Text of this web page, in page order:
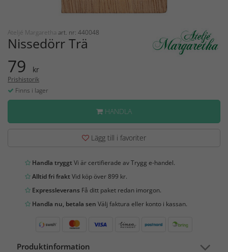
Ateljé Margaretha art. nr: 440048
Nissedörr Trä
79 kr
Prishistorik
Finns i lager
HANDLA
Lägg till i favoriter
Handla tryggtVi är certifierade av Trygg e-handel.
Alltid fri fraktVid köp över 899 kr.
Expressleverans Få ditt paket redan imorgon.
Handla nu, betala sen Välj faktura eller konto i kassan.
Produktinformation